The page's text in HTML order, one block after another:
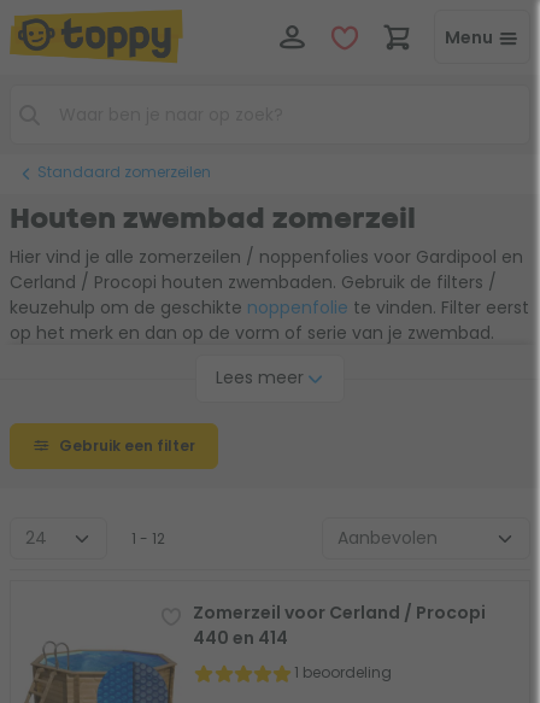
Menu
Standaard zomerzeilen
Houten zwembad zomerzeil
Hier vind je alle zomerzeilen / noppenfolies voor Gardipool en
Cerland / Procopi houten zwembaden. Gebruik de filters /
keuzehulp om de geschikte noppenfolie te vinden. Filter eerst
op het merk en dan op de vorm of serie van je zwembad.
kiezen. Ondanks dat de Gardipool zomerzeilen van betere
aan gewoon een zomerzeil te nemen van hetzelfde merk.
Dan weet je zeker dat deze past.
Lees meer
Gebruik een filter
1 - 12
Zomerzeil voor Cerland / Procopi
440 en 414
1 beoordeling